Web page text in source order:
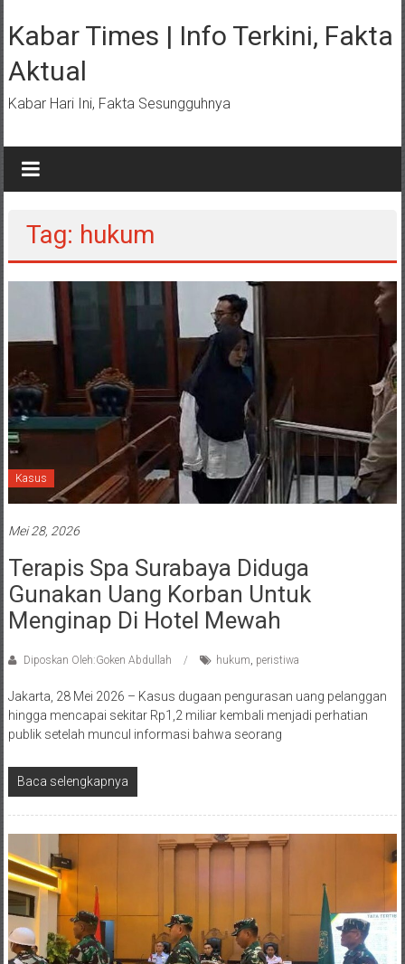
ke
konten
Kabar Times | Info Terkini, Fakta
Aktual
Kabar Hari Ini, Fakta Sesungguhnya
Tag: hukum
Kasus
Mei 28, 2026
Terapis Spa Surabaya Diduga
Gunakan Uang Korban Untuk
Menginap Di Hotel Mewah
Diposkan Oleh:Goken Abdullah hukum, peristiwa
Jakarta, 28 Mei 2026 – Kasus dugaan pengurasan uang pelanggan
hingga mencapai sekitar Rp1,2 miliar kembali menjadi perhatian
publik setelah muncul informasi bahwa seorang
Baca selengkapnya